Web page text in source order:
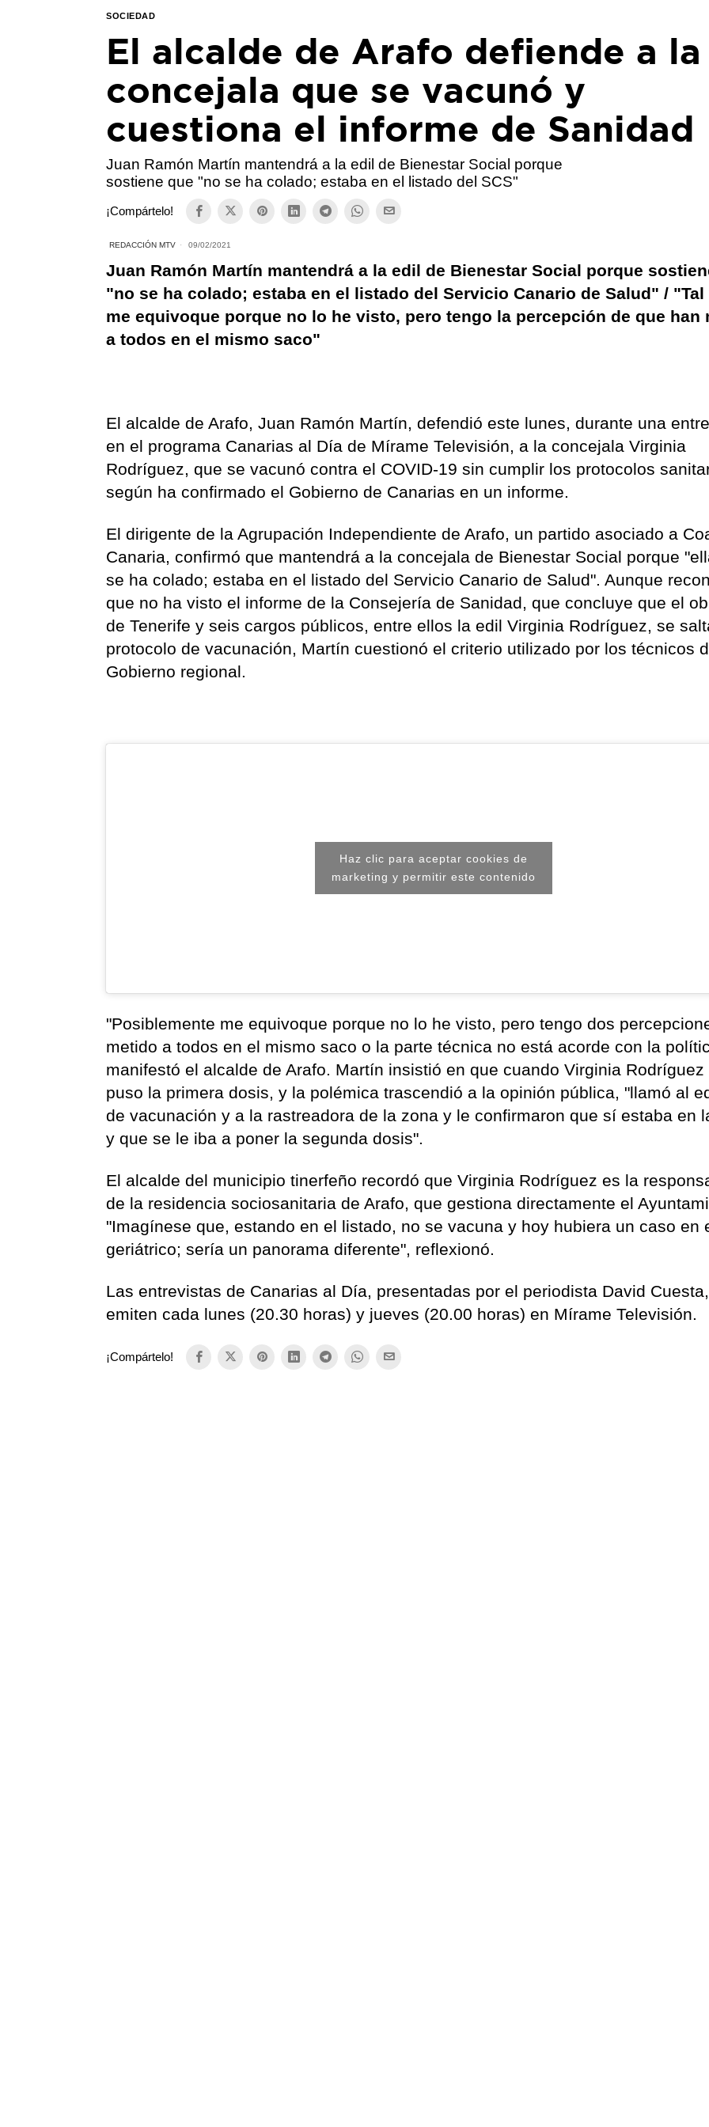
SOCIEDAD
El alcalde de Arafo defiende a la
concejala que se vacunó y
cuestiona el informe de Sanidad
Juan Ramón Martín mantendrá a la edil de Bienestar Social porque
sostiene que "no se ha colado; estaba en el listado del SCS"
¡Compártelo!
REDACCIÓN MTV 09/02/2021
Juan Ramón Martín mantendrá a la edil de Bienestar Social porque
"no se ha colado; estaba en el listado del Servicio Canario de Salud" / "Tal
me equivoque porque no lo he visto, pero tengo la percepción de que han
a todos en el mismo saco"
El alcalde de Arafo, Juan Ramón Martín, defendió este lunes, durante una
en el programa Canarias al Día de Mírame Televisión, a la concejala Virginia
Rodríguez, que se vacunó contra el COVID-19 sin cumplir los protocolos
según ha confirmado el Gobierno de Canarias en un informe.
El dirigente de la Agrupación Independiente de Arafo, un partido asociado a
Canaria, confirmó que mantendrá a la concejala de Bienestar Social porque
se ha colado; estaba en el listado del Servicio Canario de Salud". Aunque
que no ha visto el informe de la Consejería de Sanidad, que concluye que el
de Tenerife y seis cargos públicos, entre ellos la edil Virginia Rodríguez, se
protocolo de vacunación, Martín cuestionó el criterio utilizado por los técnicos
Gobierno regional.
Haz clic para aceptar cookies de
marketing y permitir este contenido
"Posiblemente me equivoque porque no lo he visto, pero tengo dos
metido a todos en el mismo saco o la parte técnica no está acorde con la
manifestó el alcalde de Arafo. Martín insistió en que cuando Virginia Rodríguez
puso la primera dosis, y la polémica trascendió a la opinión pública, "llamó al
de vacunación y a la rastreadora de la zona y le confirmaron que sí estaba en
y que se le iba a poner la segunda dosis".
El alcalde del municipio tinerfeño recordó que Virginia Rodríguez es la
de la residencia sociosanitaria de Arafo, que gestiona directamente el
"Imagínese que, estando en el listado, no se vacuna y hoy hubiera un caso en
geriátrico; sería un panorama diferente", reflexionó.
Las entrevistas de Canarias al Día, presentadas por el periodista David
emiten cada lunes (20.30 horas) y jueves (20.00 horas) en Mírame Televisión.
¡Compártelo!